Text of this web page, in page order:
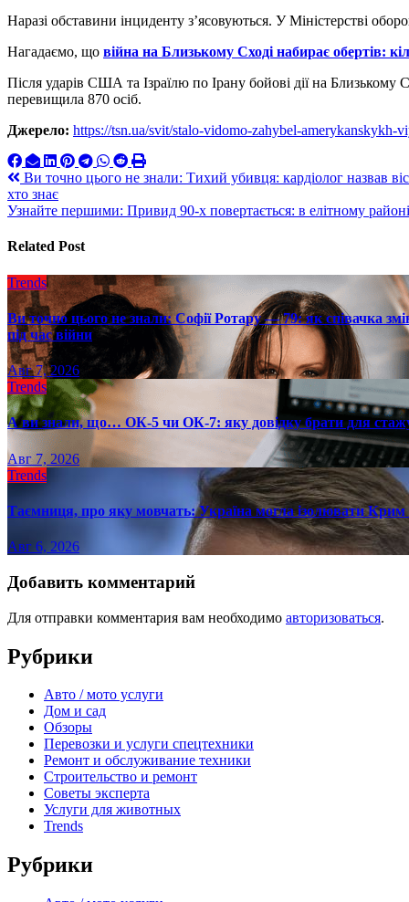
Наразі обставини інциденту з’ясовуються. У Міністерстві
Нагадаємо, що війна на Близькому Сході набирає обертів:
Після ударів США та Ізраїлю по Ірану бойові дії на Близькому
перевищила 870 осіб.
Джерело: https://tsn.ua/svit/stalo-vidomo-zahybel-
Навигация
по
Ви точно цього не знали: Тихий убивця: кардіолог назвав
хто знає
Узнайте першими: Привид 90-х повертається: в елітному
Related Post
Trends
Ви точно цього не знали: Софії Ротару — 79: як співачка
під час війни
Авг 7, 2026
Trends
А ви знали, що… ОК-5 чи ОК-7: яку довідку брати для
Авг 7, 2026
Trends
Таємниця, про яку мовчать: Україна могла ізолювати
Авг 6, 2026
Добавить комментарий
Для отправки комментария вам необходимо авторизоваться.
Рубрики
Авто / мото услуги
Дом и сад
Обзоры
Перевозки и услуги спецтехники
Ремонт и обслуживание техники
Строительство и ремонт
Советы эксперта
Услуги для животных
Trends
Рубрики